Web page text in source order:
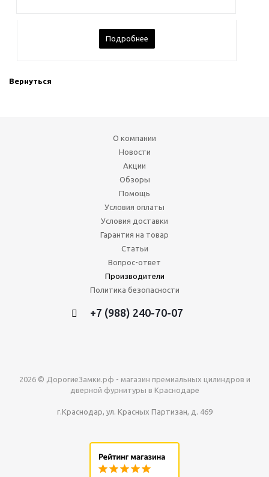
Подробнее
Вернуться
О компании
Новости
Акции
Обзоры
Помощь
Условия оплаты
Условия доставки
Гарантия на товар
Статьи
Вопрос-ответ
Производители
Политика безопасности
+7 (988) 240-70-07
2026 © ДорогиеЗамки.рф - магазин премиальных цилиндров и
дверной фурнитуры в Краснодаре
г.Краснодар, ул. Красных Партизан, д. 469